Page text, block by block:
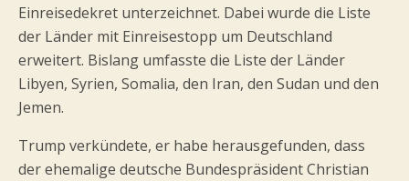
Einreisedekret unterzeichnet. Dabei wurde die Liste
der Länder mit Einreisestopp um Deutschland
erweitert. Bislang umfasste die Liste der Länder
Libyen, Syrien, Somalia, den Iran, den Sudan und den
Jemen.
Trump verkündete, er habe herausgefunden, dass
der ehemalige deutsche Bundespräsident Christian